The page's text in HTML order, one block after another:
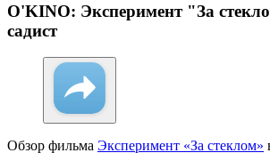
O'KINO: Эксперимент "За
садист
Обзор фильма Эксперимент «За стеклом»